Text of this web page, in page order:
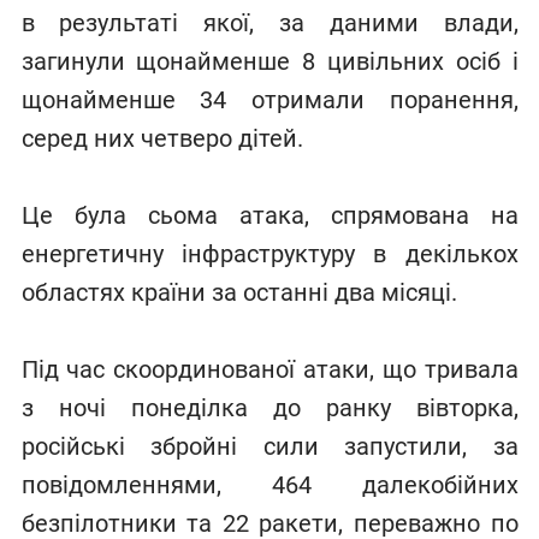
в результаті якої, за даними влади,
загинули щонайменше 8 цивільних осіб і
щонайменше 34 отримали поранення,
серед них четверо дітей.
Це була сьома атака, спрямована на
енергетичну інфраструктуру в декількох
областях країни за останні два місяці.
Під час скоординованої атаки, що тривала
з ночі понеділка до ранку вівторка,
російські збройні сили запустили, за
повідомленнями, 464 далекобійних
безпілотники та 22 ракети, переважно по